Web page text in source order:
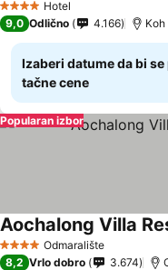
4 ZvezdiceHotel
9,0 Odlično 4.166 Koh
Izaberi datume da bi
tačne cene
Popularan izbor
4 ZvezdiceOdmaralište
Aochalong Villa
8,2 Vrlo dobro 3.674